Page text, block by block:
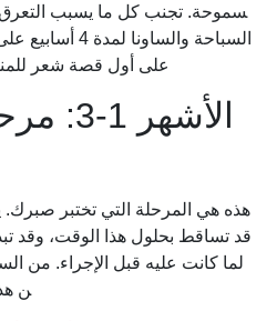
سموحة. تجنب كل ما يسبب التعرق
السباحة
على أول قصة شعر
هذه هي المرحلة التي تختبر
قد تساقط بحلول هذا الوقت، وقد
لما كانت عليه قبل الإجراء. من
ن